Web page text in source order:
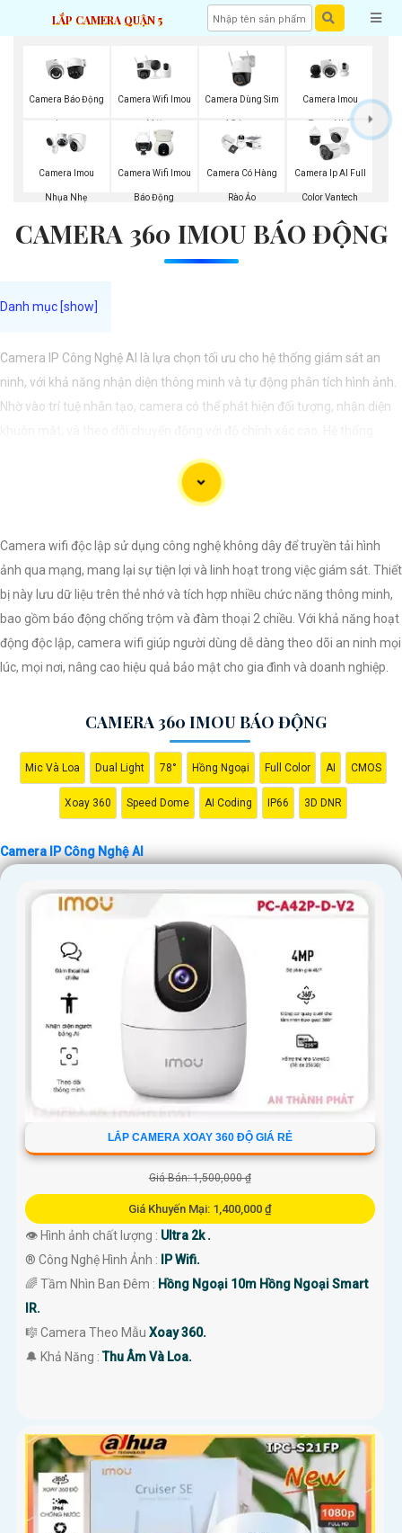
LẮP CAMERA QUẬN 5
Camera Báo Động
Imou
Camera Wifi Imou
Mới
Camera Dùng Sim
4G Imou
Camera Imou
Trong Nhà
Camera Imou
Nhụa Nhẹ
Camera Wifi Imou
Báo Động
Camera Có Hàng
Rào Ảo
Camera Ip AI Full
Color Vantech
CAMERA 360 IMOU BÁO ĐỘNG
Camera IP Công Nghệ AI là lựa chọn tối ưu cho hệ thống giám sát an
ninh, với khả năng nhận diện thông minh và tự động phân tích hình ảnh.
Nhờ vào trí tuệ nhân tạo, camera có thể phát hiện đối tượng, nhận diện
cường hiệu quả bảo vệ an ninh, đáp ứng yêu cầu khắt khe của các môi
trường giám sát chuyên nghiệp. Tính năng kết nối linh hoạt và dễ dàng
cho người sử dụng, bảo đảm an toàn trong mọi tình huống.
Camera wifi độc lập sử dụng công nghệ không dây để truyền tải hình
ảnh qua mạng, mang lại sự tiện lợi và linh hoạt trong việc giám sát. Thiết
bị này lưu dữ liệu trên thẻ nhớ và tích hợp nhiều chức năng thông minh,
bao gồm báo động chống trộm và đàm thoại 2 chiều. Với khả năng hoạt
động độc lập, camera wifi giúp người dùng dễ dàng theo dõi an ninh mọi
lúc, mọi nơi, nâng cao hiệu quả bảo mật cho gia đình và doanh nghiệp.
CAMERA 360 IMOU BÁO ĐỘNG
Mic Và Loa Dual Light 78° Hồng Ngoại Full Color AI CMOS
Xoay 360 Speed Dome AI Coding IP66 3D DNR
Camera IP Công Nghệ AI
LẮP CAMERA XOAY 360 ĐỘ GIÁ RẺ
Giá Bán: 1,500,000 ₫
Giá Khuyến Mại: 1,400,000 ₫
👁 Hình ảnh chất lượng : Ultra 2k .
®️ Công Nghệ Hình Ảnh :
IP Wifi.
🌈 Tầm Nhìn Ban Đêm : Hồng Ngoại 10m Hồng Ngoại Smart
IR.
🎼️ Camera Theo Mẫu Xoay 360.
️🔔 Khả Năng :Thu Âm Và Loa.